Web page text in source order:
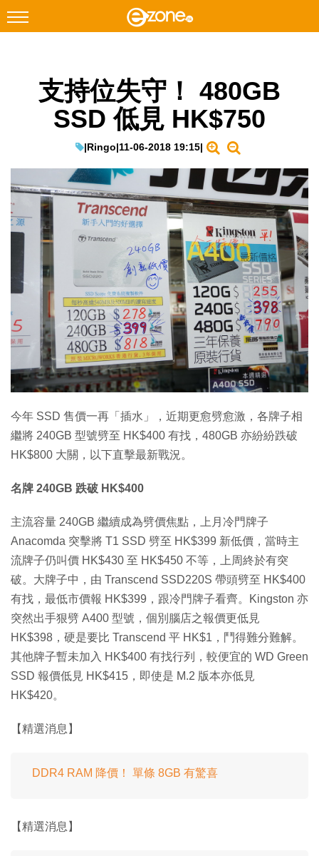
Facebook Instagram
遊戲動漫
教學評測
EduTech
IT Times
生成式AI與雲端應用
Enterprise Digital Transformation
特集
支持位失守！ 480GB
SSD 低見 HK$750
|Ringo|11-06-2018 19:15|
今年 SSD 售價一再「插水」，近期更愈劈愈激，各牌子相
繼將 240GB 型號劈至 HK$400 有找，480GB 亦紛紛跌破
HK$800 大關，以下直擊最新戰況。
名牌 240GB 跌破 HK$400
主流容量 240GB 繼續成為劈價焦點，上月冷門牌子
Anacomda 突擊將 T1 SSD 劈至 HK$399 新低價，當時主
流牌子仍叫價 HK$430 至 HK$450 不等，上周終於有突
破。大牌子中，由 Transcend SSD220S 帶頭劈至 HK$400
有找，最低市價報 HK$399，跟冷門牌子看齊。Kingston 亦
突然出手狠劈 A400 型號，個別腦店之報價更低見
HK$398，硬是要比 Transcend 平 HK$1，鬥得難分難解。
其他牌子暫未加入 HK$400 有找行列，較便宜的 WD Green
SSD 報價低見 HK$415，即使是 M.2 版本亦低見
HK$420。
【精選消息】
DDR4 RAM 降價！ 單條 8GB 有驚喜
【精選消息】